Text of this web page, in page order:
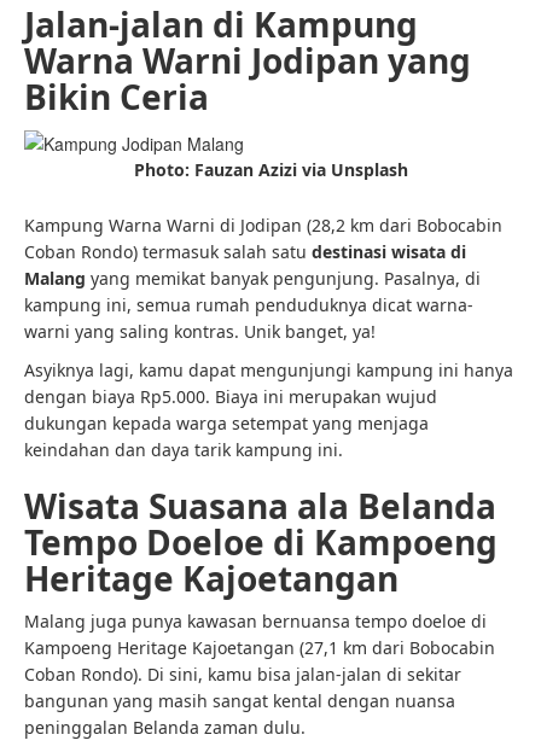
Jalan-jalan di Kampung
Warna Warni Jodipan yang
Bikin Ceria
Photo: Fauzan Azizi via Unsplash
Kampung Warna Warni di Jodipan (28,2 km dari Bobocabin
Coban Rondo) termasuk salah satu destinasi wisata di
Malang yang memikat banyak pengunjung. Pasalnya, di
kampung ini, semua rumah penduduknya dicat warna-
warni yang saling kontras. Unik banget, ya!
Asyiknya lagi, kamu dapat mengunjungi kampung ini hanya
dengan biaya Rp5.000. Biaya ini merupakan wujud
dukungan kepada warga setempat yang menjaga
keindahan dan daya tarik kampung ini.
Wisata Suasana ala Belanda
Tempo Doeloe di Kampoeng
Heritage Kajoetangan
Malang juga punya kawasan bernuansa tempo doeloe di
Kampoeng Heritage Kajoetangan (27,1 km dari Bobocabin
Coban Rondo). Di sini, kamu bisa jalan-jalan di sekitar
bangunan yang masih sangat kental dengan nuansa
peninggalan Belanda zaman dulu.